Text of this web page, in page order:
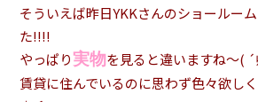
そういえば昨日YKKさんのショールー
た!!!!
やっぱり実物を見ると違いますね～(
賃貸に住んでいるのに思わず色々欲し